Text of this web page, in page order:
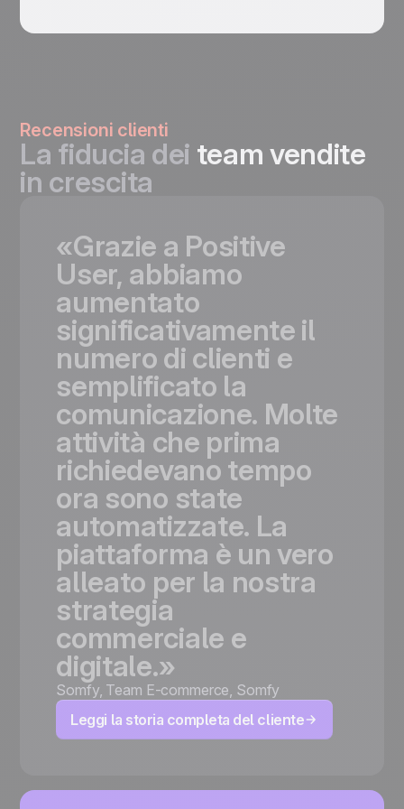
Recensioni clienti
La fiducia dei team vendite
in crescita
«Grazie a Positive
User, abbiamo
aumentato
significativamente il
numero di clienti e
semplificato la
comunicazione. Molte
attività che prima
richiedevano tempo
ora sono state
automatizzate. La
piattaforma è un vero
alleato per la nostra
strategia
commerciale e
digitale.»
Somfy, Team E-commerce, Somfy
Leggi la storia completa del cliente